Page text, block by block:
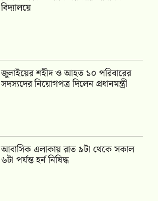
বিদ্যালয়ে
জুলাইয়ের শহীদ ও আহত ১০ পরিবারের
সদস্যদের নিয়োগপত্র দিলেন প্রধানমন্ত্রী
আবাসিক এলাকায় রাত ৯টা থেকে সকাল
৬টা পর্যন্ত হর্ন নিষিদ্ধ